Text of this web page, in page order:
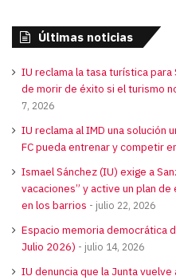
Últimas noticias
IU reclama la tasa turística para
de morir de éxito si el turismo
7, 2026
IU reclama al IMD una solución
FC pueda entrenar y competir
Ismael Sánchez (IU) exige a
vacaciones” y active un plan
en los barrios
julio 22, 2026
Espacio memoria democrática
Julio 2026)
julio 14, 2026
IU denuncia que la Junta